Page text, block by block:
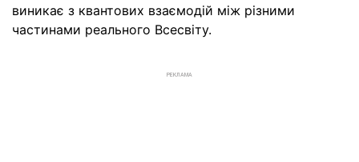
виникає з квантових взаємодій між різними
частинами реального Всесвіту.
РЕКЛАМА